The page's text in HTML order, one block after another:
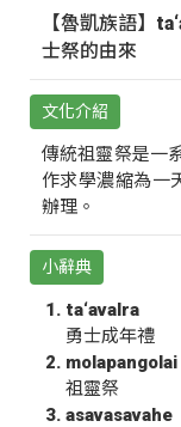
【魯凱族語】
士祭的由來
文化介紹
傳統祖靈祭是一
作求學濃縮為一
辦理。
小辭典
ta‘avalra
勇士成年禮
molapangolai
祖靈祭
asavasavahe